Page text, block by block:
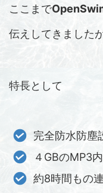
ここまで
伝えしてきました
特長として
完全防水防塵
４GBのMP3
約8時間もの